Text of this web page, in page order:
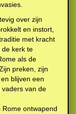
over zijn
en instort,
met kracht
de kerk te
als de
preken, zijn
blijven een
vaders van de
ontwapend